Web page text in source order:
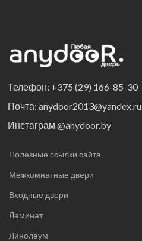
Телефон: +375 (29) 166-85-30
Почта: anydoor2013@yandex.ru
Инстаграм @anydoor.by
Полезные ссылки сайта
Межкомнатные двери
Входные двери
Ламинат
Линолеум